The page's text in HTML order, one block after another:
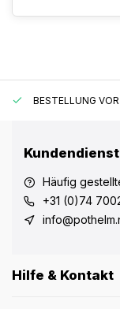
BESTELLUNG
Kundendienst
Häufig
+31 (0)74
Hilfe & Kontakt